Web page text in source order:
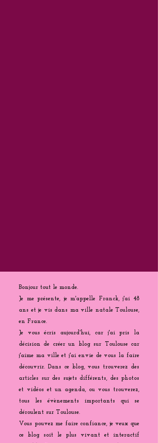
Bonjour tout le monde.
Je me présente, je m'appelle Franck, j'ai 48
ans et je vis dans ma ville natale Toulouse,
en France.
Je vous écris aujourd'hui, car j'ai pris la
décision de créer un blog sur Toulouse car
j'aime ma ville et j'ai envie de vous la faire
découvrir. Dans ce blog, vous trouverez des
articles sur des sujets différents, des photos
et vidéos et un agenda, ou vous trouverez,
tous les évènements importants qui se
déroulent sur Toulouse.
Vous pouvez me faire confiance, je veux que
ce blog soit le plus vivant et interactif